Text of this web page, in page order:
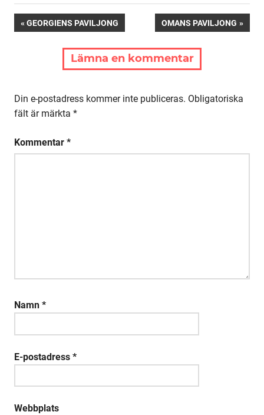
Inläggsnavigering
FÖREGÅENDE:
GEORGIENS PAVILJONG NÄSTA:
OMANS PAVILJONG
Lämna en kommentar
Din e-postadress kommer inte publiceras. Obligatoriska
fält är märkta *
Kommentar *
Namn *
E-postadress *
Webbplats